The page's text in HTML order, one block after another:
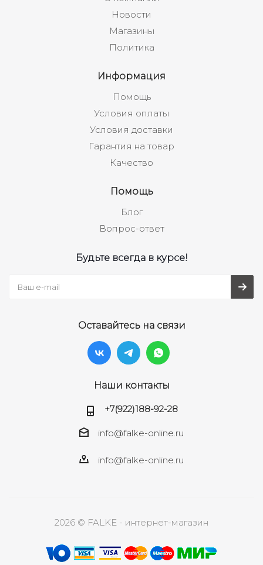
Новости
Магазины
Политика
Информация
Помощь
Условия оплаты
Условия доставки
Гарантия на товар
Качество
Помощь
Блог
Вопрос-ответ
Будьте всегда в курсе!
Оставайтесь на связи
Наши контакты
+7(922)188-92-28
info@falke-online.ru
info@falke-online.ru
2026 © FALKE - интернет-магазин